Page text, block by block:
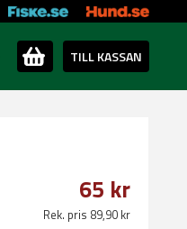
TILL KASSAN
65 kr
Rek. pris 89,90 kr